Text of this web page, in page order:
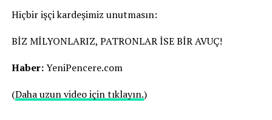
Hiçbir işçi kardeşimiz unutmasın:
BİZ MİLYONLARIZ, PATRONLAR İSE BİR AVUÇ!
Haber:YeniPencere.com
(Daha uzun video için tıklayın.)